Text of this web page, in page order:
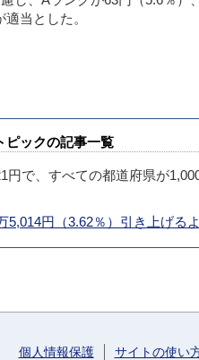
当とした。
ピックの記事一覧
円で、すべての都道府県が
5,014円（3.62％）引き上げ
個人情報保護 サイトの使い